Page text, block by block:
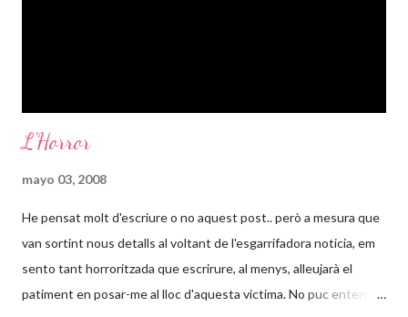
L'Horror
mayo 03, 2008
He pensat molt d'escriure o no aquest post.. però a mesura que
van sortint nous detalls al voltant de l'esgarrifadora noticia, em
sento tant horroritzada que escrirure, al menys, alleujarà el
patiment en posar-me al lloc d'aquesta victima. No puc entendre